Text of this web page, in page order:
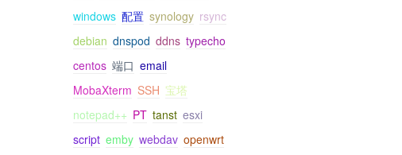
windows 配置 synology rsync
debian dnspod ddns typecho
centos 端口 email
MobaXterm SSH 宝塔
notepad++ PT tanst esxi
script emby webdav openwrt